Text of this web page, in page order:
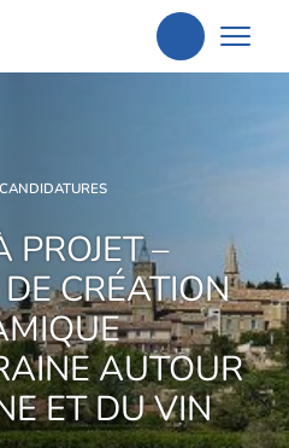
Aller
PROJET –
CRÉATION
AUTOUR
ET DU VIN